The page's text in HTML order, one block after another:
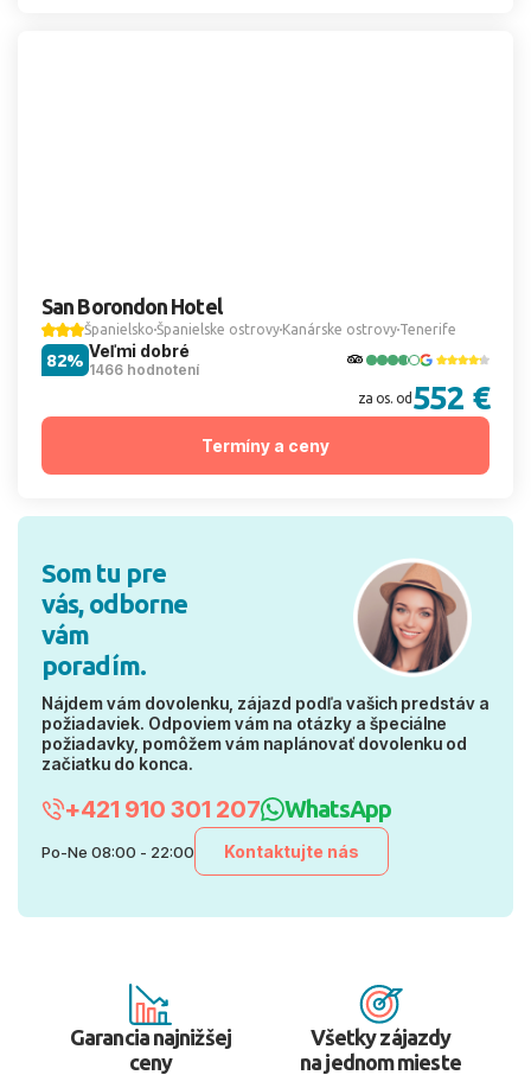
San Borondon Hotel
Španielsko Španielske ostrovy Kanárske ostrovy Tenerife
Veľmi dobré
1466 hodnotení
82%
za os. od 552 €
Termíny a ceny
Som tu pre
vás, odborne
vám
poradím.
Nájdem vám dovolenku, zájazd podľa vašich predstáv a
požiadaviek. Odpoviem vám na otázky a špeciálne
požiadavky, pomôžem vám naplánovať dovolenku od
začiatku do konca.
+421 910 301 207 WhatsApp
Po-Ne 08:00 - 22:00 Kontaktujte nás
Garancia najnižšej
ceny
Všetky zájazdy
na jednom mieste